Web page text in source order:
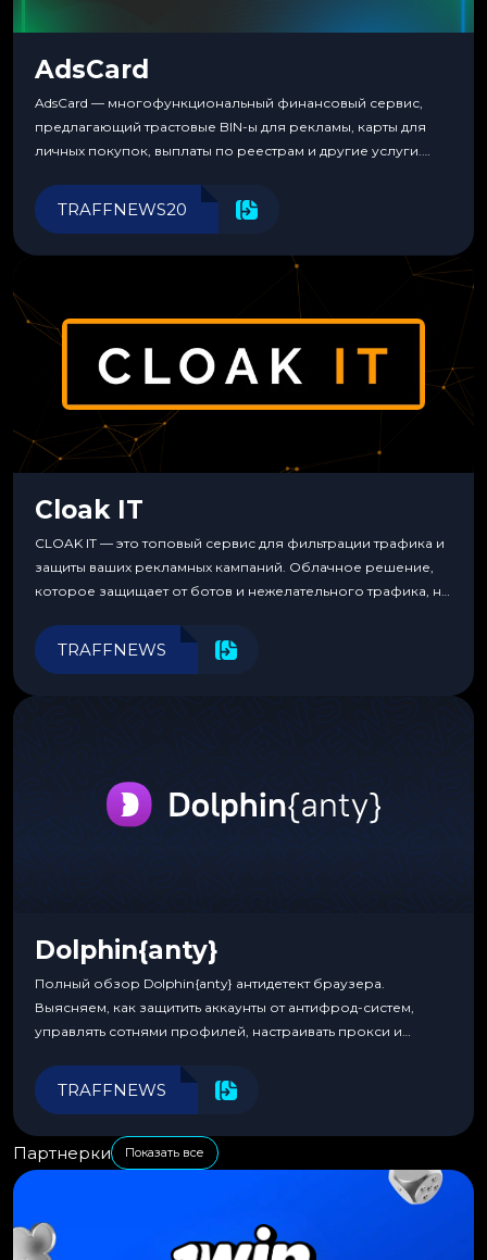
AdsCard
AdsCard — многофункциональный финансовый сервис,
предлагающий трастовые BIN-ы для рекламы, карты для
личных покупок, выплаты по реестрам и другие услуги.
инструменты для управления финансами.
TRAFFNEWS20
Cloak IT
CLOAK IT — это топовый сервис для фильтрации трафика и
защиты ваших рекламных кампаний. Облачное решение,
которое защищает от ботов и нежелательного трафика, не
программирования.
TRAFFNEWS
Dolphin{anty}
Полный обзор Dolphin{anty} антидетект браузера.
Выясняем, как защитить аккаунты от антифрод-систем,
управлять сотнями профилей, настраивать прокси и
эффективности.
TRAFFNEWS
Партнерки Показать все